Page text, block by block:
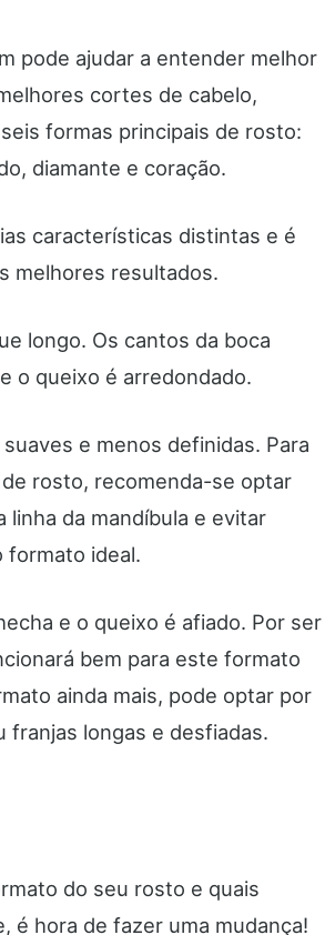
pode ajudar a entender melhor
cortes de cabelo,
formas principais de rosto:
diamante e coração.
características distintas e é
melhores resultados.
longo. Os cantos da boca
o queixo é arredondado.
e menos definidas. Para
rosto, recomenda-se optar
linha da mandíbula e evitar
formato ideal.
e o queixo é afiado. Por ser
bem para este formato
ainda mais, pode optar por
franjas longas e desfiadas.
do seu rosto e quais
é hora de fazer uma mudança!